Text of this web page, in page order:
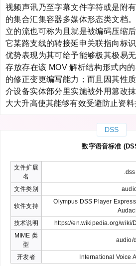
视频声讯乃至字幕文件字符或是附
的集合汇集容器多媒体形态类文档
立的流也可称为且就是被编码压缩
它某路支线的转接延申关联指向标
优势表现为其可给予能够极其极易
存放存在该 MOV 解析结构形式内
的修正变更编写能力；而且因其性
介设备实体部分里实施被外用篡改
大大升高使其能够有效受避防止资料
DSS
数字语音标准
文件扩展
名
.dss
文件类别
软件支持
Olympus DSS Player
技术说明
https://en.wikipedia.org/wiki/
MIME 类
型
audio/
开发者 International Voice